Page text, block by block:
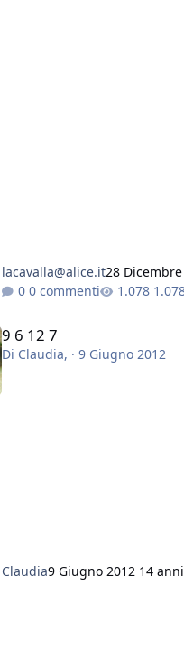
lacavalla@alice.it28 Dicembre
0 commenti
9 6 12 7
Di Claudia, · 9 Giugno 2012
Claudia9 Giugno 2012 14 anni